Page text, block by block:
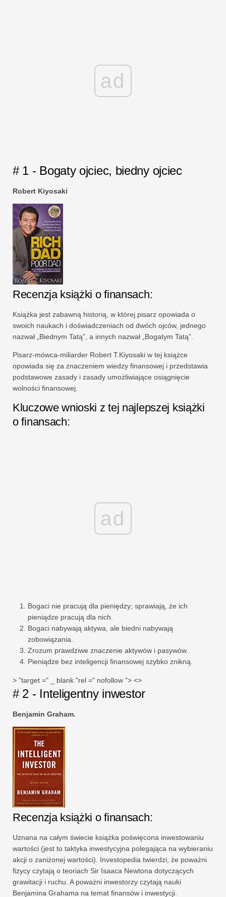
ad
# 1 - Bogaty ojciec, biedny ojciec
Robert Kiyosaki
Recenzja książki o finansach:
Książka jest zabawną historią, w której pisarz opowiada o
swoich naukach i doświadczeniach od dwóch ojców, jednego
nazwał „Biednym Tatą”, a innych nazwał „Bogatym Tatą”.
Pisarz-mówca-miliarder Robert T.Kiyosaki w tej książce
opowiada się za znaczeniem wiedzy finansowej i przedstawia
podstawowe zasady i zasady umożliwiające osiągnięcie
wolności finansowej.
Kluczowe wnioski z tej najlepszej książki
o finansach:
ad
Bogaci nie pracują dla pieniędzy; sprawiają, że ich
pieniądze pracują dla nich.
Bogaci nabywają aktywa, ale biedni nabywają
zobowiązania.
Zrozum prawdziwe znaczenie aktywów i pasywów.
Pieniądze bez inteligencji finansowej szybko znikną.
> "target =" _ blank "rel =" nofollow "> <>
# 2 - Inteligentny inwestor
Benjamin Graham.
Recenzja książki o finansach:
Uznana na całym świecie książka poświęcona inwestowaniu
wartości (jest to taktyka inwestycyjna polegająca na wybieraniu
akcji o zaniżonej wartości). Investopedia twierdzi, że poważni
fizycy czytają o teoriach Sir Isaaca Newtona dotyczących
grawitacji i ruchu. A poważni inwestorzy czytają nauki
Benjamina Grahama na temat finansów i inwestycji.